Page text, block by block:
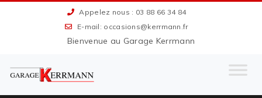
Appelez nous : 03 88 66 34 84
E-mail: occasions@kerrmann.fr
Bienvenue au Garage Kerrmann